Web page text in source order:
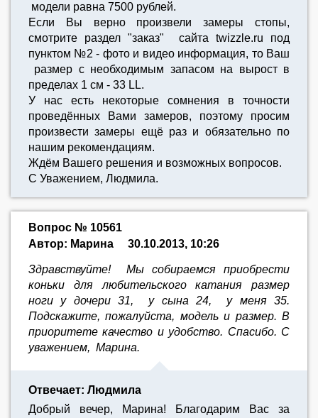
модели равна 7500 рублей.
Если Вы верно произвели замеры стопы,
смотрите раздел "заказ" сайта twizzle.ru под
пунктом №2 - фото и видео информация, то Ваш
размер с необходимым запасом на вырост в
пределах 1 см - 33 LL.
У нас есть некоторые сомнения в точности
проведённых Вами замеров, поэтому просим
произвести замеры ещё раз и обязательно по
нашим рекомендациям.
Ждём Вашего решения и возможных вопросов.
С Уважением, Людмила.
Вопрос № 10561
Автор: Марина
30.10.2013, 10:26
Здравствуйте! Мы собираемся приобрести
коньки для любительского катания размер
ноги у дочери 31, у сына 24, у меня 35.
Подскажите, пожалуйста, модель и размер. В
приоритете качество и удобство. Спасибо. С
уважением, Марина.
Отвечает: Людмила
Добрый вечер, Марина! Благодарим Вас за